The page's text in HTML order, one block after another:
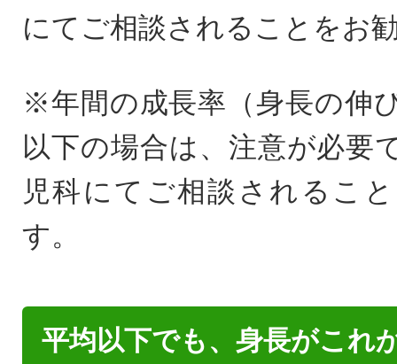
にてご相談されることをお
※年間の成長率（身長の伸
以下の場合は、注意が必要
児科にてご相談されるこ
す。
平均以下でも、身長がこれ